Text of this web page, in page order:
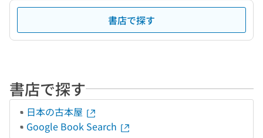
書店で探す
書店で探す
日本の古本屋
Google Book Search